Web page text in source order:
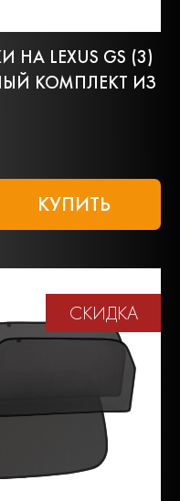
LEXUS GS (3)
КОМПЛЕКТ ИЗ
КУПИТЬ
СКИДКА